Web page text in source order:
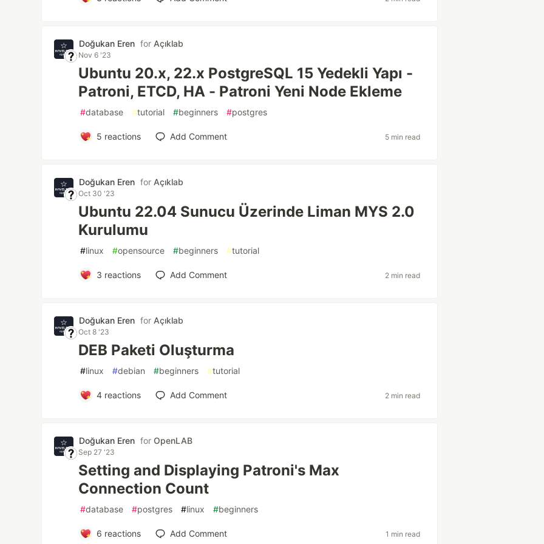
Doğukan Eren for Açıklab
Nov 6 '23
Ubuntu 20.x, 22.x PostgreSQL 15 Yedekli Yapı -
Patroni, ETCD, HA - Patroni Yeni Node Ekleme
#database #tutorial #beginners #postgres
5 reactions Add Comment 5 min read
Doğukan Eren for Açıklab
Oct 30 '23
Ubuntu 22.04 Sunucu Üzerinde Liman MYS 2.0
Kurulumu
#linux #opensource #beginners #tutorial
3 reactions Add Comment 2 min read
Doğukan Eren for Açıklab
Oct 8 '23
DEB Paketi Oluşturma
#linux #debian #beginners #tutorial
4reactions Add Comment 2 min read
Doğukan Eren forOpenLAB
Sep 27 '23
Setting and Displaying Patroni's Max
Connection Count
#database #postgres #linux #beginners
6 reactions Add Comment 1 min read